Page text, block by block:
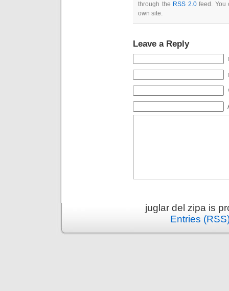
through the RSS 2.0feed. You
own site.
Leave a Reply
juglar del zipa is
Entries